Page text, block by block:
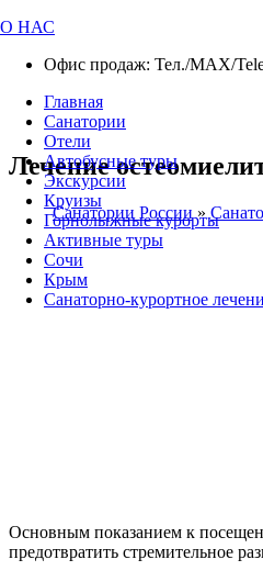
О НАС
Офис продаж: Тел./МАХ/
Главная
Санатории
Отели
Автобусные туры
Экскурсии
Круизы
Горнолыжные курорты
Активные туры
Сочи
Крым
Санаторно-курортное
Лечение
Санатории России »
Основным показанием к
предотвратить стремительное